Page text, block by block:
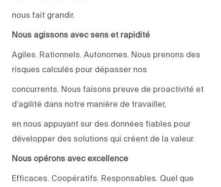
nous fait grandir.
Nous agissons avec sens et rapidité
Agiles. Rationnels. Autonomes. Nous prenons des
risques calculés pour dépasser nos
concurrents. Nous faisons preuve de proactivité et
d’agilité dans notre manière de travailler,
en nous appuyant sur des données fiables pour
développer des solutions qui créent de la valeur.
Nous opérons avec excellence
Efficaces. Coopératifs. Responsables. Quel que